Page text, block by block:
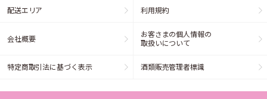
配送エリア 利用規約
会社概要
お客さまの個人情報の
取扱いについて
特定商取引法に基づく表示 酒類販売管理者標識